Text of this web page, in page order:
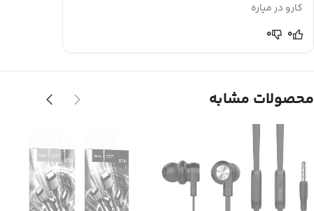
کارو در میاره
0
0
محصولات مشابه